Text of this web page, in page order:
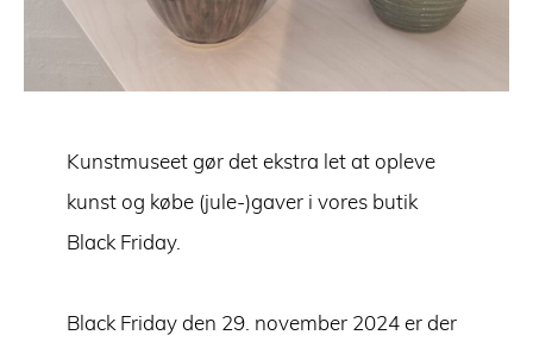
Kunstmuseet gør det ekstra let at opleve
kunst og købe (jule-)gaver i vores butik
Black Friday.
Black Friday den 29. november 2024 er der